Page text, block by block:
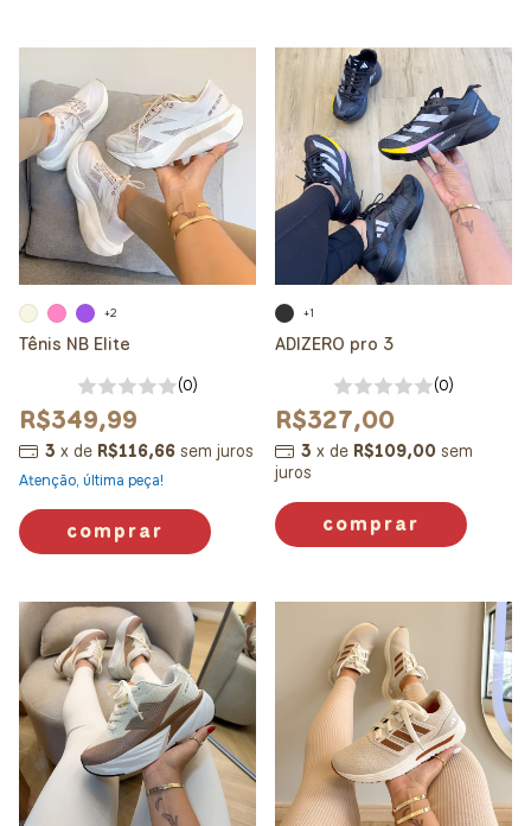
Tênis NB Elite
(0)
R$349,99
3 x de R$116,66 sem juros
Atenção, última peça!
+2
comprar
ADIZERO pro 3
(0)
R$327,00
3 x de R$109,00 sem
juros
+1
comprar